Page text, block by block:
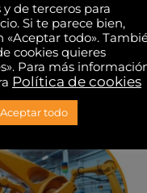
de terceros para
Si te parece bien,
todo».
cookies quieres
Para más
Política de cookies
Aceptar todo